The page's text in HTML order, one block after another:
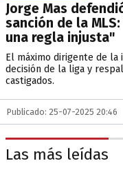
Jorge Mas
sanción de la
una regla injusta"
El máximo dirigente de
decisión de la liga y
castigados.
Publicado: 25-07-2025 20:46
Las más leídas